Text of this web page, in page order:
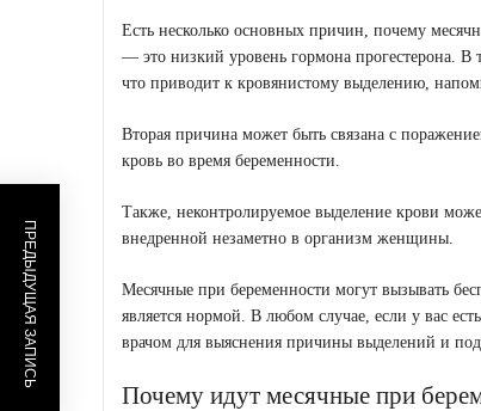
Есть несколько основных причин, почему
— это низкий уровень гормона прогестерона. В
что приводит к кровянистому выделению,
Вторая причина может быть связана с
кровь во время беременности.
Также, неконтролируемое выделение крови
внедренной незаметно в организм женщины.
Месячные при беременности могут вызывать
является нормой. В любом случае, если у вас
врачом для выяснения причины выделений и
Почему идут месячные при
ПРЕДЫДУЩАЯ ЗАПИСЬ